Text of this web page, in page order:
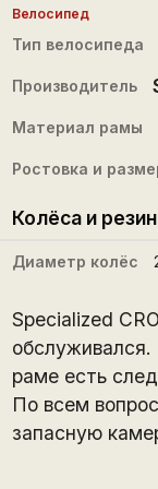
Велосипед
Тип велосипеда
Производитель
Материал рамы
Ростовка и
Колёса и
Диаметр колёс
Specialized
раме есть
По всем
запасную